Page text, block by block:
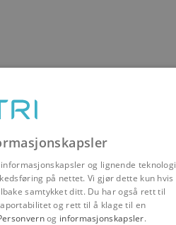
og lignende teknologi
på nettet. Vi gjør dette kun hvis
samtykket ditt. Du har også rett til
og rett til å klage til en
og informasjonskapsler.